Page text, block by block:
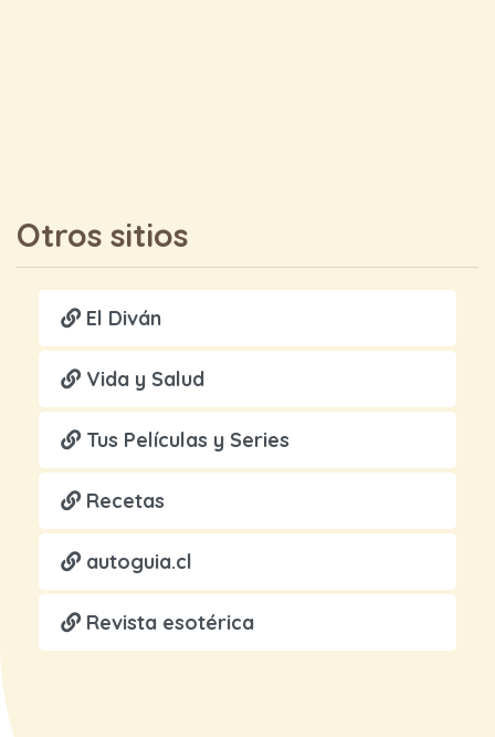
Otros sitios
El Diván
Vida y Salud
Tus Películas y Series
Recetas
autoguia.cl
Revista esotérica